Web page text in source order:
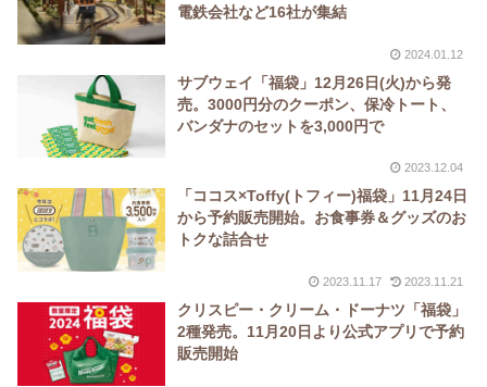
電鉄会社など16社が集結
2024.01.12
サブウェイ「福袋」12月26日(火)から発
売。3000円分のクーポン、保冷トート、
バンダナのセットを3,000円で
2023.12.04
「ココス×Toffy(トフィー)福袋」11月24日
から予約販売開始。お食事券＆グッズのお
トクな詰合せ
2023.11.17 2023.11.21
クリスピー・クリーム・ドーナツ「福袋」
2種発売。11月20日より公式アプリで予約
販売開始